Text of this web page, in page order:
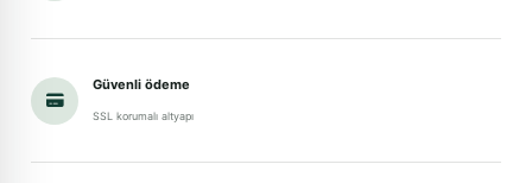
Güvenli ödeme
SSL korumalı altyapı